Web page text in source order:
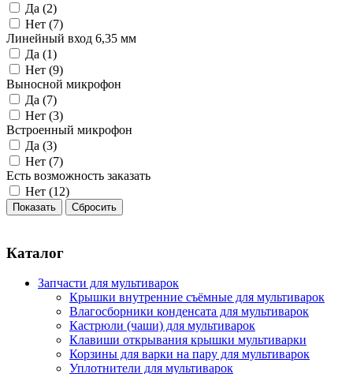
Да (2)
Нет (7)
Линейный вход 6,35 мм
Да (1)
Нет (9)
Выносной микрофон
Да (7)
Нет (3)
Встроенный микрофон
Да (3)
Нет (7)
Есть возможность заказать
Нет (12)
Каталог
Запчасти для мультиварок
Крышки внутренние съёмные для мультиварок
Влагосборники конденсата для мультиварок
Кастрюли (чаши) для мультиварок
Клавиши открывания крышки мультиварки
Корзины для варки на пару для мультиварок
Уплотнители для мультиварок